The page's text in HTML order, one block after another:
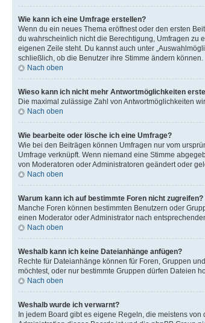
Wie kann ich eine Umfrage erstellen?
Wenn du ein neues Thema eröffnest oder den ersten
du wahrscheinlich nicht die Berechtigung, Umfragen zu
eigenen Zeile steht. Du kannst auch unter
schließlich, ob die Benutzer ihre Stimme ändern können.
Nach oben
Wieso kann ich nicht mehr Antwortmöglichkeiten
Die maximal zulässige Zahl von Antwortmöglichkeiten
Nach oben
Wie bearbeite oder lösche ich eine Umfrage?
Wie bei den Beiträgen können Umfragen nur vom
Umfrage verknüpft. Wenn niemand eine Stimme
von Moderatoren oder Administratoren geändert oder
Nach oben
Warum kann ich auf bestimmte Foren nicht zugreifen?
Manche Foren können bestimmten Benutzern oder
einen Moderator oder Administrator nach
Nach oben
Weshalb kann ich keine Dateianhänge anfügen?
Rechte für Dateianhänge können für Foren, Gruppen
möchtest, oder nur bestimmte Gruppen dürfen Dateien
Nach oben
Weshalb wurde ich verwarnt?
In jedem Board gibt es eigene Regeln, die meistens